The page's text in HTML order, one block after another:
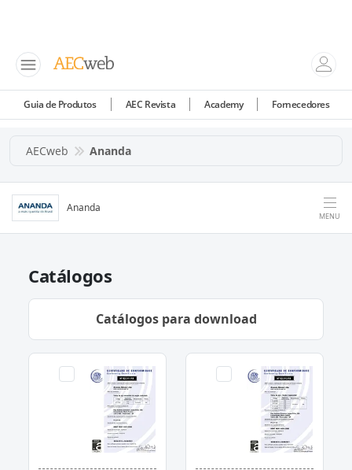
Guia de Produtos AEC Revista Academy Fornecedores
AECweb Ananda
Ananda
MENU
Catálogos
Catálogos para download